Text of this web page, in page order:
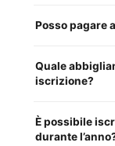
Posso pagare
Quale
iscrizione?
È possibile
durante